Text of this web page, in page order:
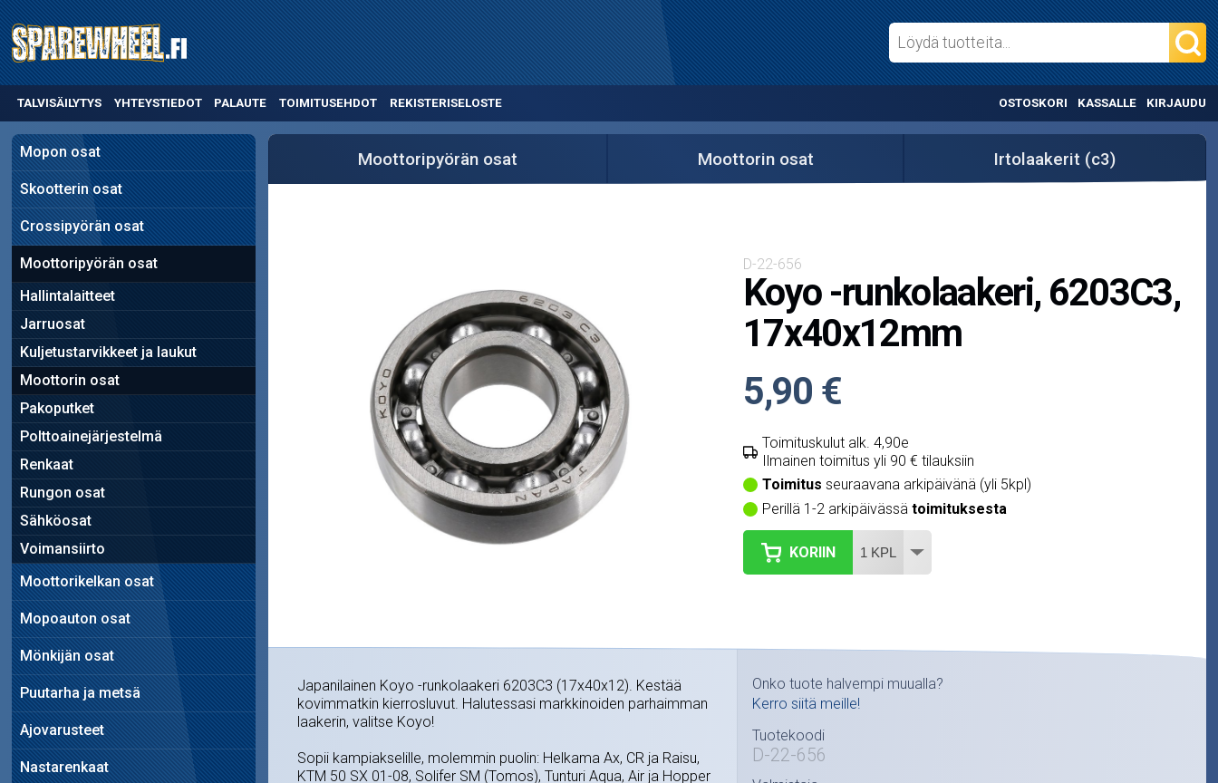
TALVISÄILYTYS YHTEYSTIEDOT PALAUTE TOIMITUSEHDOT REKISTERISELOSTE OSTOSKORI KASSALLE KIRJAUDU
Mopon osat
Skootterin osat
Crossipyörän osat
Moottoripyörän osat
Hallintalaitteet
Jarruosat
Kuljetustarvikkeet ja laukut
Moottorin osat
Pakoputket
Polttoainejärjestelmä
Renkaat
Rungon osat
Sähköosat
Voimansiirto
Moottorikelkan osat
Mopoauton osat
Mönkijän osat
Puutarha ja metsä
Ajovarusteet
Nastarenkaat
Moottoripyörän osat Moottorin osat Irtolaakerit (c3)
D-22-656
Koyo -runkolaakeri, 6203C3,
17x40x12mm
5,90 €
Toimituskulut alk. 4,90e
Ilmainen toimitus yli 90 € tilauksiin
Toimitus seuraavana arkipäivänä (yli 5kpl)
Perillä 1-2 arkipäivässä toimituksesta
KORIIN
Japanilainen Koyo -runkolaakeri 6203C3 (17x40x12). Kestää
kovimmatkin kierrosluvut. Halutessasi markkinoiden parhaimman
laakerin, valitse Koyo!
Sopii kampiakselille, molemmin puolin: Helkama Ax, CR ja Raisu,
KTM 50 SX 01-08, Solifer SM (Tomos), Tunturi Aqua, Air ja Hopper
Onko tuote halvempi muualla?
Kerro siitä meille!
Tuotekoodi
D-22-656